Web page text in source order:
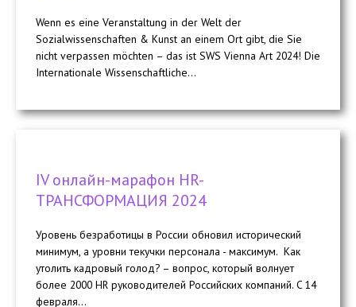
Wenn es eine Veranstaltung in der Welt der
Sozialwissenschaften & Kunst an einem Ort gibt, die Sie
nicht verpassen möchten – das ist SWS Vienna Art 2024! Die
Internationale Wissenschaftliche...
IV онлайн-марафон HR-
ТРАНСФОРМАЦИЯ 2024
Уровень безработицы в России обновил исторический
минимум, а уровни текучки персонала - максимум. Как
утолить кадровый голод? – вопрос, который волнует
более 2000 HR руководителей Российских компаний. C 14
февраля...